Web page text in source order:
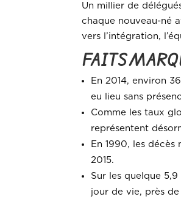
Un millier de
chaque nouveau-né
vers l’intégration,
FAITS
En 2014, environ
eu lieu sans
Comme les taux
représentent
En 1990, les
2015.
Sur les quelque
jour de vie, près